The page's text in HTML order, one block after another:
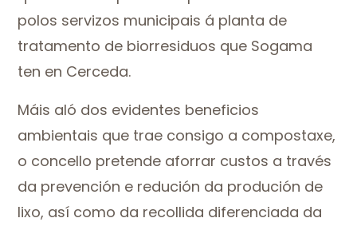
polos servizos municipais á planta de
tratamento de biorresiduos que Sogama
ten en Cerceda.
Máis aló dos evidentes beneficios
ambientais que trae consigo a compostaxe,
o concello pretende aforrar custos a través
da prevención e redución da produción de
lixo, así como da recollida diferenciada da